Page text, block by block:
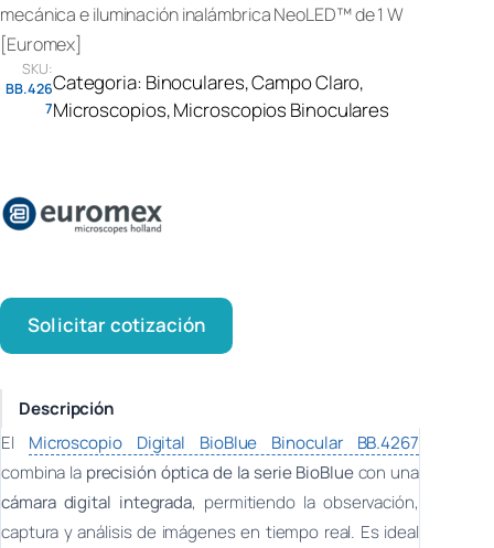
mecánica e iluminación inalámbrica NeoLED™ de 1 W
[Euromex]
SKU:
BB.426
7
Categoria: Binoculares, Campo Claro
Microscopios, Microscopios Binoculares
Solicitar cotización
Descripción
El Microscopio Digital BioBlue Binocular BB.4267
combina la precisión óptica de la serie BioBluecon una
cámara digital integrada, permitiendo la observación,
captura y análisis de imágenes en tiempo real. Es ideal